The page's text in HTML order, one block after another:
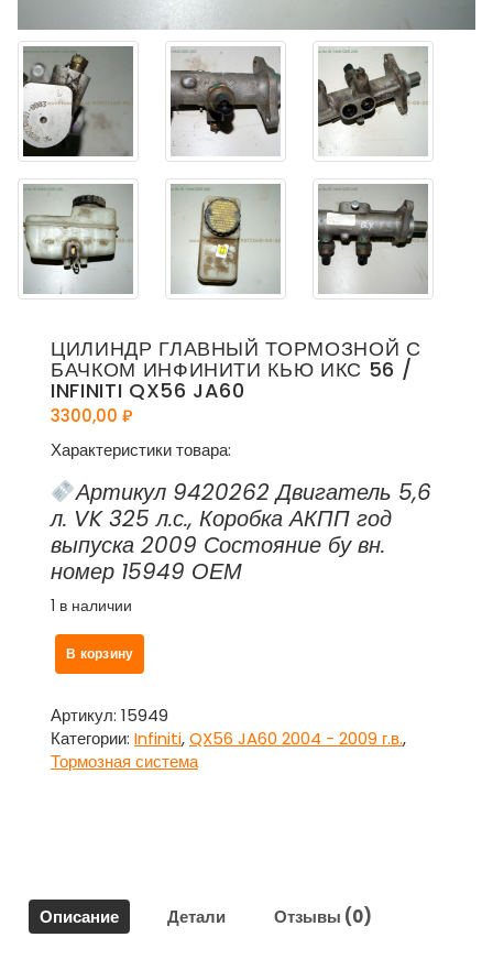
ЦИЛИНДР ГЛАВНЫЙ ТОРМОЗНОЙ С
БАЧКОМ ИНФИНИТИ КЬЮ ИКС 56 /
INFINITI QX56 JA60
3300,00 ₽
Характеристики товара:
Артикул 9420262 Двигатель 5,6
л. VK 325 л.с., Коробка АКПП год
выпуска 2009 Состояние бу вн.
номер 15949 ОЕМ
1 в наличии
Количество
товара
главный
тормозной
с
/
Infiniti
В корзину
Артикул: 15949
Категории: Infiniti,QX56 JA60 2004 - 2009 г.в.,
Тормозная система
Описание Детали Отзывы (0)